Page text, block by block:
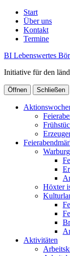
Start
Über uns
Kontakt
Termine
BI Lebenswertes
Initiative für den
Öffnen Schließen
Höxter
Aktivitäten